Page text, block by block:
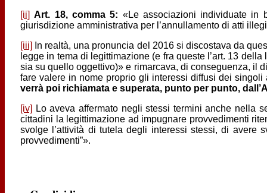
[ii] Art. 18, comma 5: «Le associazioni individuate in
giurisdizione amministrativa per l’annullamento di atti
[iii]
In realtà, una pronuncia del 2016 si discostava da
legge in tema di legittimazione (e fra queste l’art. 13
sia su quello oggettivo)» e rimarcava, di conseguenza, il
fare valere in nome proprio gli interessi diffusi dei
verrà poi richiamata e superata, punto per punto,
[iv]
Lo aveva affermato negli stessi termini anche nella
cittadini la legittimazione ad impugnare provvedimenti
svolge l’attività di tutela degli interessi stessi, di avere
provvedimenti”».